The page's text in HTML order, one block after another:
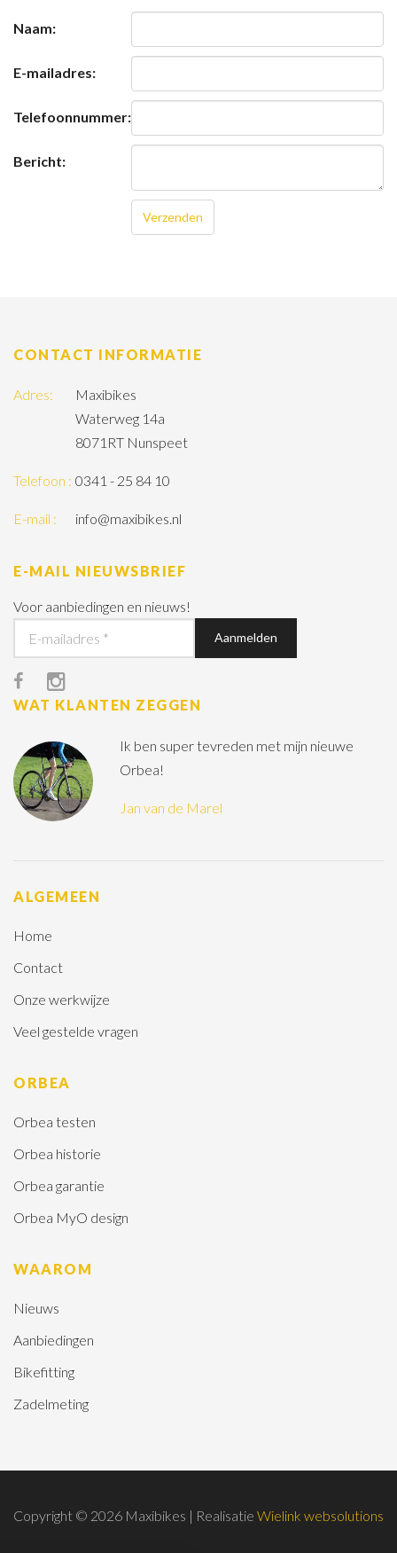
Naam:
E-mailadres:
Telefoonnummer:
Bericht:
CONTACT INFORMATIE
Adres:
Maxibikes
Waterweg 14a
8071RT Nunspeet
Telefoon : 0341 - 25 84 10
E-mail : info@maxibikes.nl
E-MAIL NIEUWSBRIEF
Voor aanbiedingen en nieuws!
WAT KLANTEN ZEGGEN
Ik ben super tevreden met mijn nieuwe
Orbea!
Jan van de Marel
ALGEMEEN
Home
Contact
Onze werkwijze
Veel gestelde vragen
ORBEA
Orbea testen
Orbea historie
Orbea garantie
Orbea MyO design
WAAROM
Nieuws
Aanbiedingen
Bikefitting
Zadelmeting
Copyright © 2026 Maxibikes | Realisatie Wielink websolutions